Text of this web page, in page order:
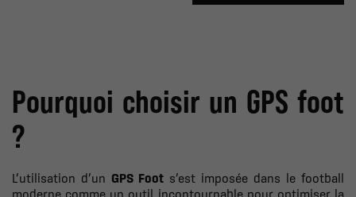
Pourquoi choisir un GPS foot
?
L’utilisation d’un GPS Foot s’est imposée dans le football
moderne comme un outil incontournable pour optimiser la